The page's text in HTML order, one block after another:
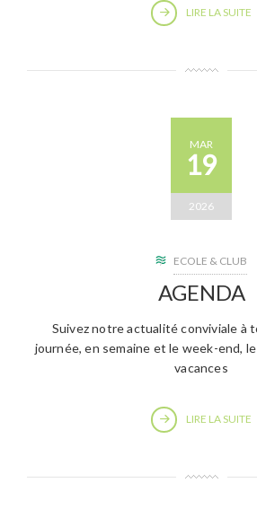
LIRE LA SUITE
MAR
19
2026
ECOLE & CLUB
AGENDA
Suivez notre actualité conviviale à
journée, en semaine et le week-end,
vacances
LIRE LA SUITE